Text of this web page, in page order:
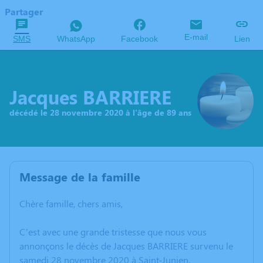
Partager
SMS WhatsApp Facebook E-mail Lien
Jacques BARRIERE
décédé le 28 novembre 2020 à l'âge de 89 ans
Message de la famille
Chère famille, chers amis,
C’est avec une grande tristesse que nous vous
annonçons le décès de Jacques BARRIERE survenu le
samedi 28 novembre 2020 à Saint-Junien.